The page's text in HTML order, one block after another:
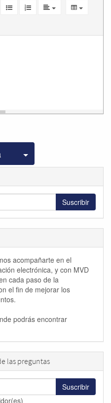
Seleccionar
Suscribir
acompañarte en el
electrónica, y con MVD
cada paso de la
el fin de mejorar los
podrás encontrar
las preguntas
Suscribir